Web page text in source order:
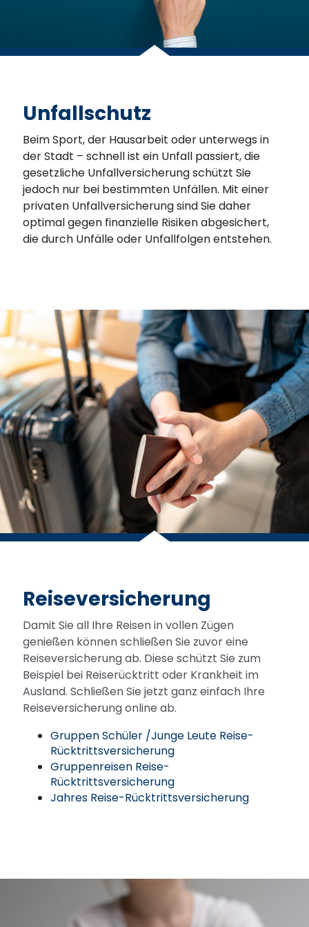
Unfallschutz
Beim Sport, der Hausarbeit oder unterwegs in
der Stadt – schnell ist ein Unfall passiert, die
gesetzliche Unfallversicherung schützt Sie
jedoch nur bei bestimmten Unfällen. Mit einer
privaten Unfallversicherung sind Sie daher
optimal gegen finanzielle Risiken abgesichert,
die durch Unfälle oder Unfallfolgen entstehen.
Reiseversicherung
Damit Sie all Ihre Reisen in vollen Zügen
genießen können schließen Sie zuvor eine
Reiseversicherung ab. Diese schützt Sie zum
Beispiel bei Reiserücktritt oder Krankheit im
Ausland. Schließen Sie jetzt ganz einfach Ihre
Reiseversicherung online ab.
Gruppen Schüler /Junge Leute Reise-
Rücktrittsversicherung
Gruppenreisen Reise-
Rücktrittsversicherung
Jahres Reise-Rücktrittsversicherung